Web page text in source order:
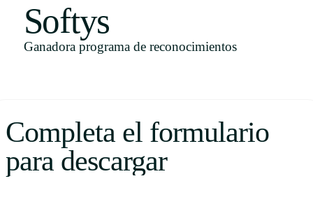
Uruguay
English
Português
Softys
Ganadora programa de reconocimientos
Completa el formulario
para descargar